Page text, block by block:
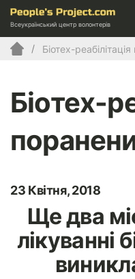
Всеукраїнський центр волонтерів
Біотех-
Біотех-
23 Квітня, 2018
Ще два
лікуванні